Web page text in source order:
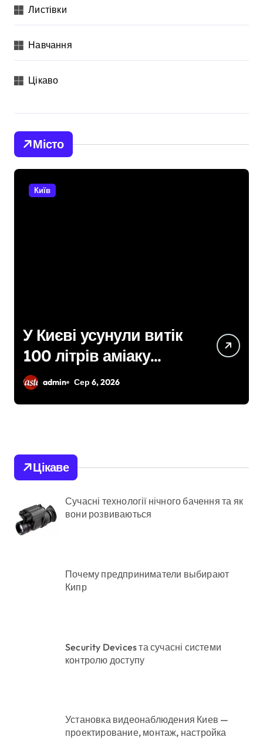
Листівки
Навчання
Цікаво
Місто
усунули витік
аміаку
удару рф
Сер 6, 2026
понад
Цікаве
Сучасні технології нічного бачення та як
вони розвиваються
Почему предприниматели выбирают
Кипр
Security Devices та сучасні системи
контролю доступу
Установка видеонаблюдения Киев —
проектирование, монтаж, настройка